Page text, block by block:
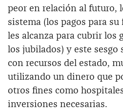
peor en relación al futuro,
sistema (los pagos para
les alcanza para cubrir los
los jubilados) y este sesgo
con recursos del estado,
utilizando un dinero que
otros fines como
inversiones necesarias.